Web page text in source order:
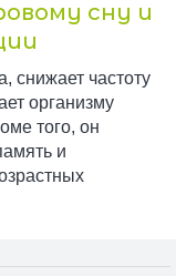
сну и
снижает частоту
организму
того, он
и